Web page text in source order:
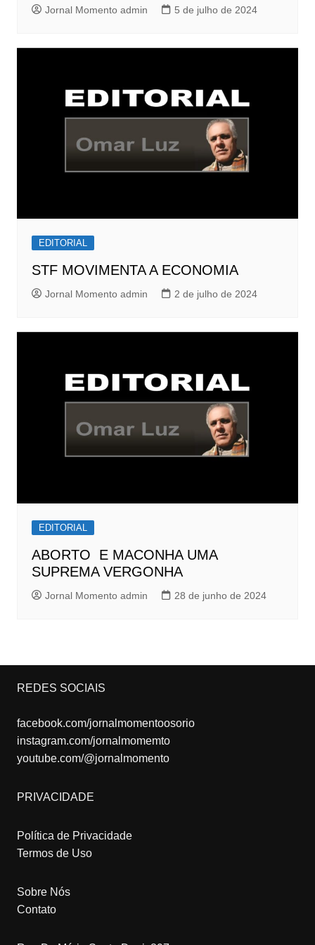
Jornal Momento admin 5 de julho de 2024
EDITORIAL
STF MOVIMENTA A ECONOMIA
Jornal Momento admin 2 de julho de 2024
EDITORIAL
ABORTO E MACONHA UMA
SUPREMA VERGONHA
Jornal Momento admin 28 de junho de 2024
REDES SOCIAIS
facebook.com/jornalmomentoosorio
instagram.com/jornalmomemto
youtube.com/@jornalmomento
PRIVACIDADE
Política de Privacidade
Termos de Uso
Sobre Nós
Contato